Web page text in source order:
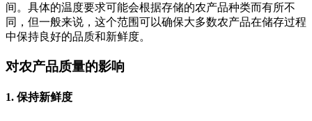
间。具体的温度要求可能会根据存储的农产品种类而有所不
同，但一般来说，这个范围可以确保大多数农产品在储存过程
中保持良好的品质和新鲜度。
对农产品质量的影响
1. 保持新鲜度